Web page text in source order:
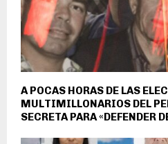
A POCAS HORAS DE LAS
MULTIMILLONARIOS DEL
SECRETA PARA «DEFENDER